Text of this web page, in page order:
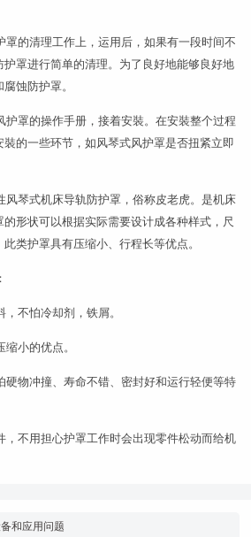
罩的清理工作上，运用后，如果有一段时间不
罩进行简单的清理。为了良好地能够良好地
蚀防护罩。
护罩的操作手册，接着安裝。在安裝整个过程
的一些环节，如风琴式风护罩是否扭紧立即
风琴式机床导轨防护罩，俗称皮老虎。是机床
形状可以根据实际需要设计成各种样式，尺
类护罩具有压缩小、行程长等优点。
不怕冷却剂，铁屑。
小的优点。
硬物冲撞、寿命不错、密封好和运行轻便等特
，不用担心护罩工作时会出现零件松动而给机
和应用问题